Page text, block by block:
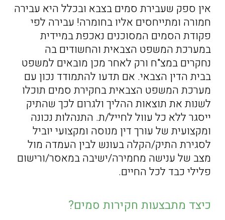
אין ספק שעבירת סמים בצבא ובכלל היא עבירה
חמורה ומתייחסים אליו בחומרה! עבירה לפי
פקודת הסמים המסוכנים נאכפת במיידית
במערכת המשפט הצבאית והחשודים בה
נחקרים במצ"ח ורק לאחר מכן מובאים למשפט
בבית הדין הצבאי. אם תדעו להתמודד נכון עם
מערכת המשפט הצבאית בחקירת סמים תוכלו
לשנות את תוצאות ההליך ולגרום לכך שהתיק
ייסגר ללא כל עוול לחייל/ת. התנהלות נכונה
ומקצועית של עורך דין מנוסה ומקצועי יוביל
לסגירת התיק/הקלה בעונש לבין העמדה מול
מצב של ענישה מחמירה/ישיבה במאסר/ורישום
פלילי כבד לכל החיים.
כיצד מתבצעות חקירות סמים?